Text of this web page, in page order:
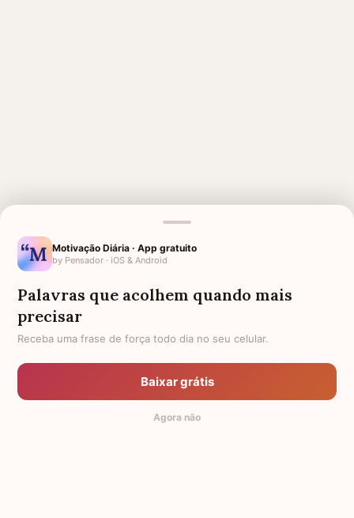
MENSAGENS RELACIONADAS
2 ANOS DE FALECIMENTO 3 ANOS DE FALECIMENTO
5 ANOS DE FALECIMENTO
HOMENAGEM PARA MÃE
7 ANOS DE FALECIMENTO
Motivação Diária · App gratuito
by Pensador · iOS & Android
Palavras que acolhem quando mais
precisar
Receba uma frase de força todo dia no seu celular.
Baixar grátis
Agora não